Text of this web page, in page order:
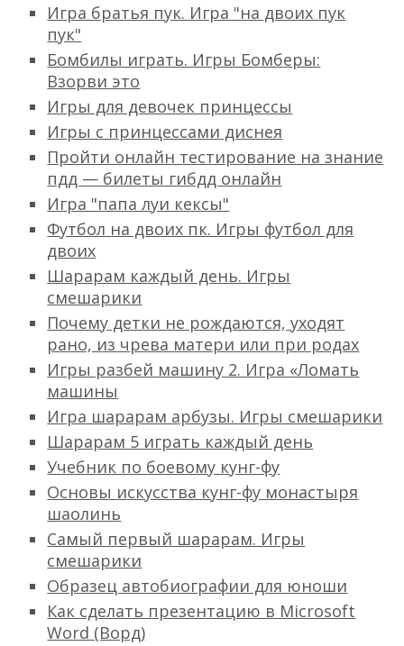
Игра братья пук. Игра "на двоих пук
пук"
Бомбилы играть. Игры Бомберы:
Взорви это
Игры для девочек принцессы
Игры с принцессами диснея
Пройти онлайн тестирование на знание
пдд — билеты гибдд онлайн
Игра "папа луи кексы"
Футбол на двоих пк. Игры футбол для
двоих
Шарарам каждый день. Игры
смешарики
Почему детки не рождаются, уходят
рано, из чрева матери или при родах
Игры разбей машину 2. Игра «Ломать
машины
Игра шарарам арбузы. Игры смешарики
Шарарам 5 играть каждый день
Учебник по боевому кунг-фу
Основы искусства кунг-фу монастыря
шаолинь
Самый первый шарарам. Игры
смешарики
Образец автобиографии для юноши
Как сделать презентацию в Microsoft
Word (Ворд)